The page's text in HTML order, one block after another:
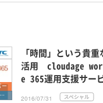
ニュース
る
ー
グループウェア・コラボレーション
「時間」という貴
活用 cloudage
e 365運用支援サー
2016/07/31